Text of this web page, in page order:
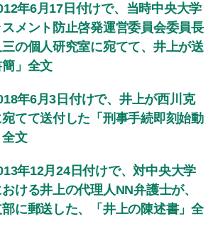
年6月17日付けで、当時中央大学
メント防止啓発運営委員会委員長
の個人研究室に宛てて、井上が送
」全文
年6月3日付けで、井上が西川克
てて送付した「刑事手続即刻始動
文
年12月24日付けで、対中央大学
ける井上の代理人NN弁護士が、
に郵送した、「井上の陳述書」全